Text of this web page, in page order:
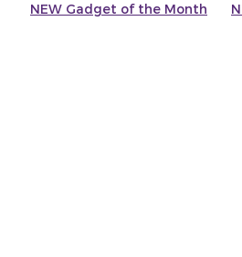
NEW Gadget of the Month